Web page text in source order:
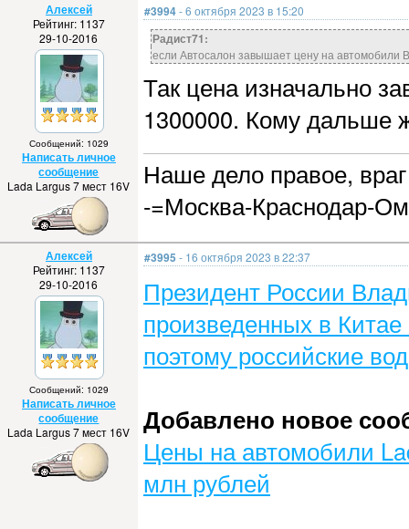
Алексей
Рейтинг: 1137
29-10-2016
Сообщений: 1029
Написать личное
сообщение
Lada Largus 7 мест 16V
#3994- 6 октября 2023 в 15:20
Радист71:
если Автосалон завышает цену на автомобили
Так цена изначально
1300000. Кому дальше
Наше дело правое,
-=Москва-Краснодар-
Алексей
Рейтинг: 1137
29-10-2016
Сообщений: 1029
Написать личное
сообщение
Lada Largus 7 мест 16V
#3995 - 16 октября 2023 в 22:37
Президент России
произведенных в
поэтому российские
Добавлено новое
Цены на автомобили
млн рублей